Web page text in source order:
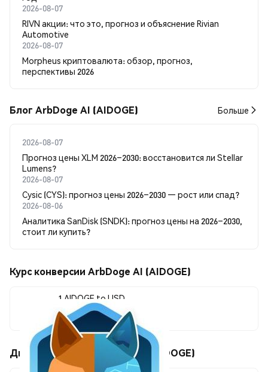
2026-08-07
RIVN акции: что это, прогноз и объяснение Rivian
Automotive
2026-08-07
Morpheus криптовалюта: обзор, прогноз,
перспективы 2026
Блог ArbDoge AI (AIDOGE) Больше
2026-08-07
Прогноз цены XLM 2026–2030: восстановится ли Stellar
Lumens?
2026-08-07
Cysic (CYS): прогноз цены 2026–2030 — рост или спад?
2026-08-06
Аналитика SanDisk (SNDK): прогноз цены на 2026–2030,
стоит ли купить?
Курс конверсии ArbDoge AI (AIDOGE)
1 AIDOGE to USD
$0.0<sub>10</sub>1003
Движения цены ArbDoge AI (AIDOGE)